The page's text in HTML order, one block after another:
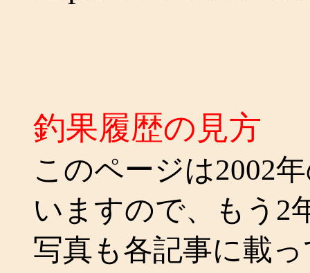
釣果履歴の見方
このページは2002
いますので、もう2
写真も各記事に載